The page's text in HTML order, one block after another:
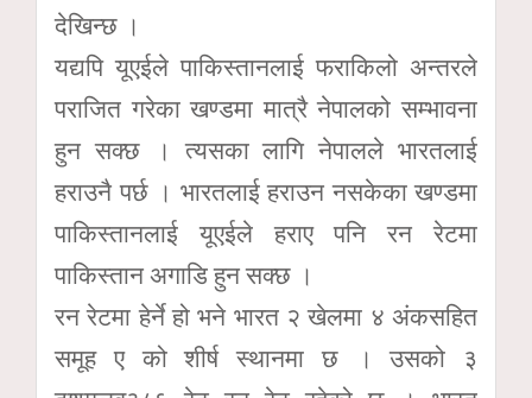
देखिन्छ ।
यद्यपि यूएईले पाकिस्तानलाई फराकिलो अन्तरले
पराजित गरेका खण्डमा मात्रै नेपालको सम्भावना
हुन सक्छ । त्यसका लागि नेपालले भारतलाई
हराउनै पर्छ । भारतलाई हराउन नसकेका खण्डमा
पाकिस्तानलाई यूएईले हराए पनि रन रेटमा
पाकिस्तान अगाडि हुन सक्छ ।
रन रेटमा हेर्ने हो भने भारत २ खेलमा ४ अंकसहित
समूह ए को शीर्ष स्थानमा छ । उसको ३